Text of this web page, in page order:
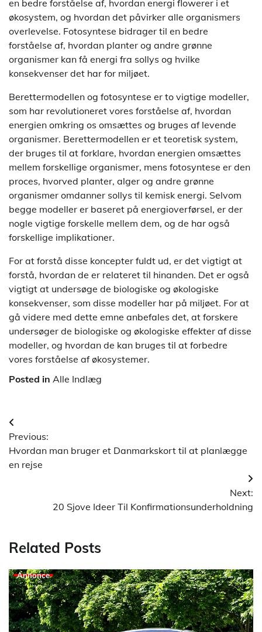
en bedre forståelse af, hvordan energi flowerer i et
økosystem, og hvordan det påvirker alle organismers
overlevelse. Fotosyntese bidrager til en bedre
forståelse af, hvordan planter og andre grønne
organismer kan få energi fra sollys og hvilke
konsekvenser det har for miljøet.
Berettermodellen og fotosyntese er to vigtige modeller,
som har revolutioneret vores forståelse af, hvordan
energien omkring os omsættes og bruges af levende
organismer. Berettermodellen er et teoretisk system,
der bruges til at forklare, hvordan energien omsættes
mellem forskellige organismer, mens fotosyntese er den
proces, hvorved planter, alger og andre grønne
organismer omdanner sollys til kemisk energi. Selvom
begge modeller er baseret på energioverførsel, er der
nogle vigtige forskelle mellem dem, og de har også
forskellige implikationer.
For at forstå disse koncepter fuldt ud, er det vigtigt at
forstå, hvordan de er relateret til hinanden. Det er også
vigtigt at undersøge de biologiske og økologiske
konsekvenser, som disse modeller har på miljøet. For at
gå videre med dette emne anbefales det, at forskere
undersøger de biologiske og økologiske effekter af disse
modeller, og hvordan de kan bruges til at forbedre
vores forståelse af økosystemer.
Posted in Alle Indlæg
Indlægsnavigation
Previous:
Hvordan man bruger et Danmarkskort til at planlægge
en rejse
Next:
20 Sjove Ideer Til Konfirmationsunderholdning
Related Posts
Annonce